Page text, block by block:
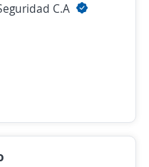
C.A